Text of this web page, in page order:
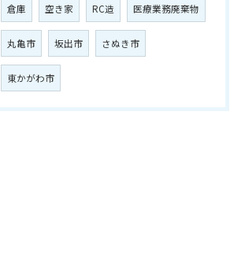
倉庫 空き家 RC造 医療業務廃棄物
丸亀市 坂出市 さぬき市
東かがわ市